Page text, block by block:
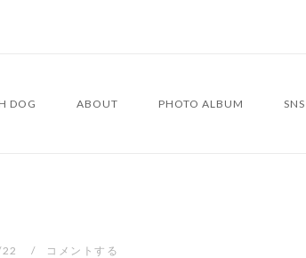
DOG ABOUT PHOTO ALBUM SNS
コメントする